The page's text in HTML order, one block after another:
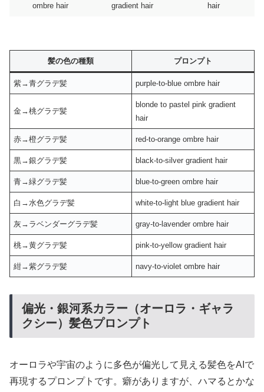
ombre hair
gradient hair
hair
髪の色の種類 プロンプト
紫→青グラデ髪 purple-to-blue ombre hair
金→桃グラデ髪
blonde to pastel pink gradient
hair
赤→橙グラデ髪 red-to-orange ombre hair
黒→銀グラデ髪 black-to-silver gradient hair
青→緑グラデ髪 blue-to-green ombre hair
白→水色グラデ髪 white-to-light blue gradient hair
灰→ラベンダーグラデ髪 gray-to-lavender ombre hair
桃→黄グラデ髪 pink-to-yellow gradient hair
紺→紫グラデ髪 navy-to-violet ombre hair
偏光・銀河系カラー（オーロラ・ギャラ
クシー）髪色プロンプト
オーロラや宇宙のように多色が偏光して見える髪色をAIで
再現するプロンプトです。癖がありますが、ハマるとかな